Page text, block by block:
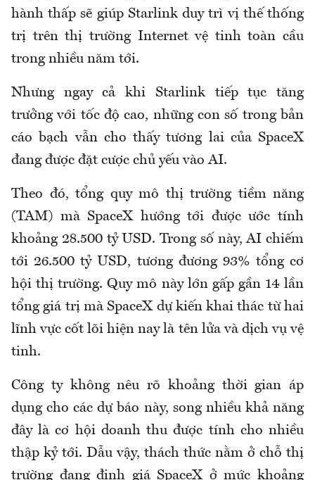
hành thấp sẽ giúp Starlink duy trì vị thế thống
trị trên thị trường Internet vệ tinh toàn cầu
trong nhiều năm tới.
Nhưng ngay cả khi Starlink tiếp tục tăng
trưởng với tốc độ cao, những con số trong bản
cáo bạch vẫn cho thấy tương lai của SpaceX
đang được đặt cược chủ yếu vào AI.
Theo đó, tổng quy mô thị trường tiềm năng
(TAM) mà SpaceX hướng tới được ước tính
khoảng 28.500 tỷ USD. Trong số này, AI chiếm
tới 26.500 tỷ USD, tương đương 93% tổng cơ
hội thị trường. Quy mô này lớn gấp gần 14 lần
tổng giá trị mà SpaceX dự kiến khai thác từ hai
lĩnh vực cốt lõi hiện nay là tên lửa và dịch vụ vệ
tinh.
Công ty không nêu rõ khoảng thời gian áp
dụng cho các dự báo này, song nhiều khả năng
đây là cơ hội doanh thu được tính cho nhiều
thập kỷ tới. Dẫu vậy, thách thức nằm ở chỗ thị
trường đang định giá SpaceX ở mức khoảng